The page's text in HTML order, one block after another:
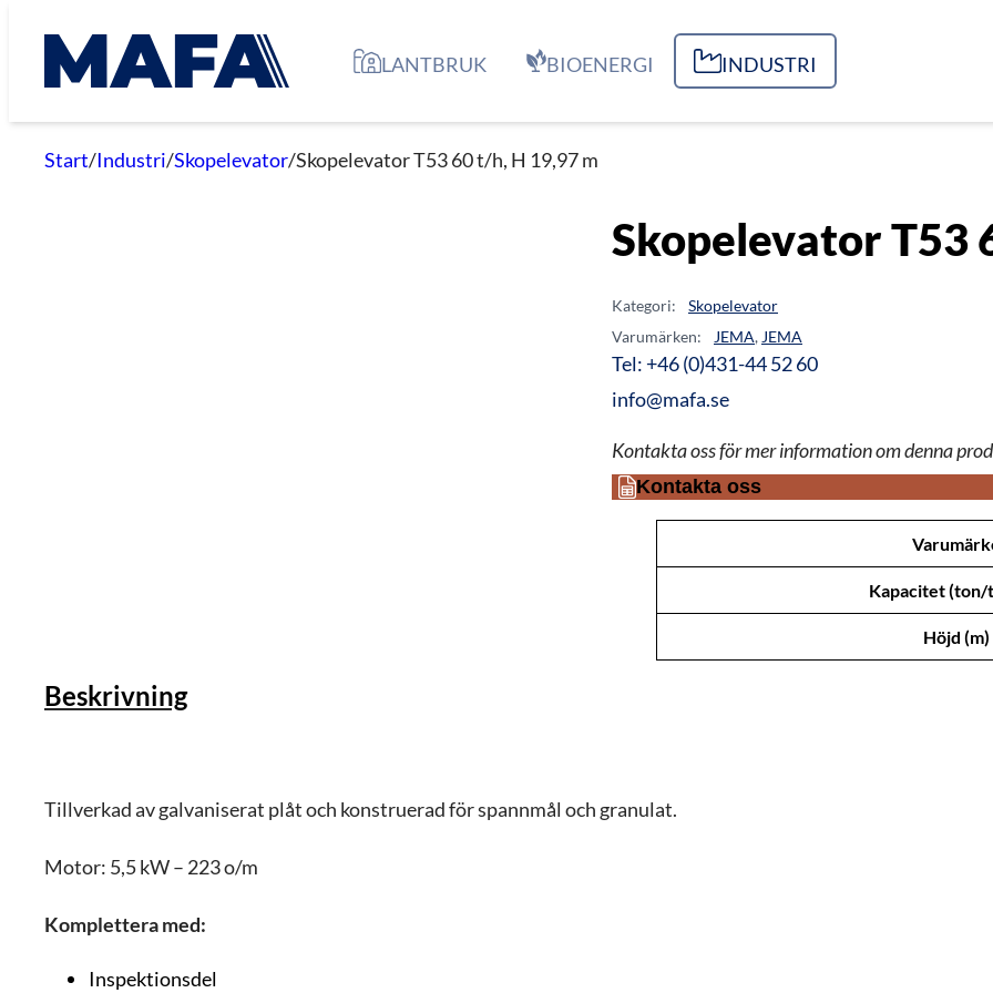
innehåll
LANTBRUK BIOENERGI INDUSTRI
Start/Industri/Skopelevator/Skopelevator T53 60 t/h, H 19,97 m
Skopelevator T53
Kategori:
Skopelevator
Varumärken:
JEMA, JEMA
Tel: +46 (0)431-44 52 60
info@mafa.se
Kontakta oss för mer information om denna
Kontakta oss
Kapacitet (ton/
Höjd (m)
Beskrivning
Tillverkad av galvaniserat plåt och konstruerad för spannmål och granulat.
Motor: 5,5 kW – 223 o/m
Komplettera med:
Inspektionsdel